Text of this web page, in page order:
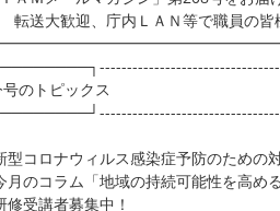
送大歓迎、庁内ＬＡＮ等で職員の
のトピックス
コロナウィルス感染症予防のための
のコラム「地域の持続可能性を高め
受講者募集中！